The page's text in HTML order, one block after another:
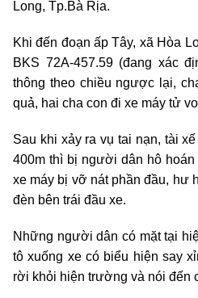
Long, Tp.Bà Rịa.
Khi đến đoạn ấp Tây, xã Hòa
BKS 72A-457.59 (đang xác
thông theo chiều ngược lại,
quả, hai cha con đi xe máy tử
Sau khi xảy ra vụ tai nạn, tài
400m thì bị người dân hô
xe máy bị vỡ nát phần đầu, hư
đèn bên trái đầu xe.
Những người dân có mặt tại
tô xuống xe có biểu hiện say
rời khỏi hiện trường và nói đến